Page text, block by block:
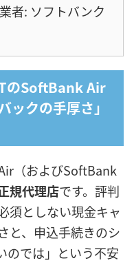
者: ソフトバンク
のSoftBank Air
ックの手厚さ」
（およびSoftBank
規代理店です。評判
須としない現金キャ
と、申込手続きのシ
のでは」という不安